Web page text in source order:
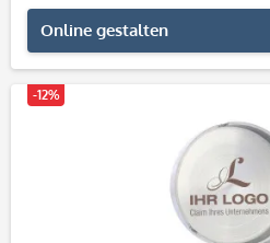
Online gestalten
-12%